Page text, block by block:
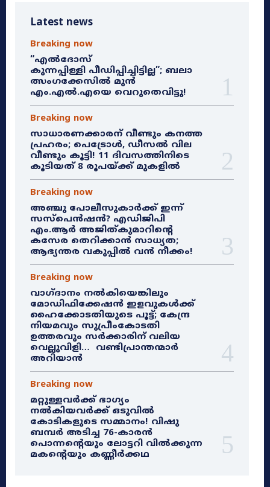
Latest news
Breaking now
“എൽദോസ്
കുന്നപ്പിള്ളി പീഡിപ്പിച്ചിട്ടില്ല”; ബലാ
ത്സംഗക്കേസിൽ മുൻ
എം.എൽ.എയെ വെറുതെവിട്ടു!
Breaking now
സാധാരണക്കാരന് വീണ്ടും കനത്ത
പ്രഹരം; പെട്രോൾ, ഡീസൽ വില
വീണ്ടും കൂട്ടി! 11 ദിവസത്തിനിടെ
കൂടിയത് 8 രൂപയ്ക്ക് മുകളിൽ
Breaking now
അഞ്ചു പോലീസുകാർക്ക് ഇന്ന്
സസ്‌പെൻഷൻ? എഡിജിപി
എം.ആർ അജിത്കുമാറിൻ്റെ
കസേര തെറിക്കാൻ സാധ്യത;
ആഭ്യന്തര വകുപ്പിൽ വൻ നീക്കം!
Breaking now
വാഗ്ദാനം നൽകിയെങ്കിലും
മോഡിഫിക്കേഷൻ ഇളവുകൾക്ക്
ഹൈക്കോടതിയുടെ പൂട്ട്; കേന്ദ്ര
നിയമവും സുപ്രീംകോടതി
ഉത്തരവും സർക്കാരിന് വലിയ
വെല്ലുവിളി… വണ്ടിപ്രാന്തന്മാർ
അറിയാൻ
Breaking now
മറ്റുള്ളവർക്ക് ഭാഗ്യം
നൽകിയവർക്ക് ഒടുവിൽ
കോടികളുടെ സമ്മാനം! വിഷു
ബമ്പർ അടിച്ച 76-കാരൻ
പൊന്നന്റെയും ലോട്ടറി വിൽക്കുന്ന
മകന്റെയും കണ്ണീർക്കഥ